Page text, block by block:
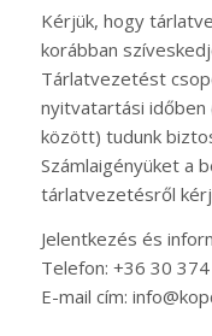
Kérjük, hogy
korábban
Tárlatvezetést
nyitvatartási
között) tudunk
Számlaigényüket a
tárlatvezetésről
Jelentkezés és
Telefon: +36 30
E-mail cím: